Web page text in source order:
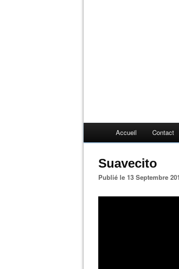
Accueil Contact
Suavecito
Publié le 13 Septembre